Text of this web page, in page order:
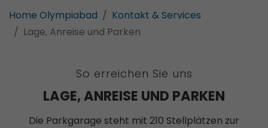
Home Olympiabad
Kontakt & Services
Lage, Anreise und Parken
So erreichen Sie uns
LAGE, ANREISE UND PARKEN
Die Parkgarage steht mit 210 Stellplätzen zur